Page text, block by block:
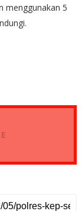
menggunakan 5